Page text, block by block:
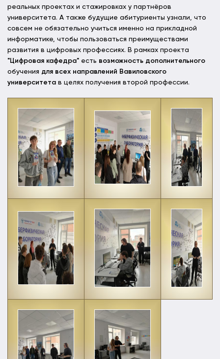
реальных проектах и стажировках у партнёров
университета. А также будущие абитуриенты узнали, что
совсем не обязательно учиться именно на прикладной
информатике, чтобы пользоваться преимуществами
развития в цифровых профессиях. В рамках проекта
"Цифровая кафедра" есть возможность дополнительного
обучения для всех направлений Вавиловского
университета в целях получения второй профессии.